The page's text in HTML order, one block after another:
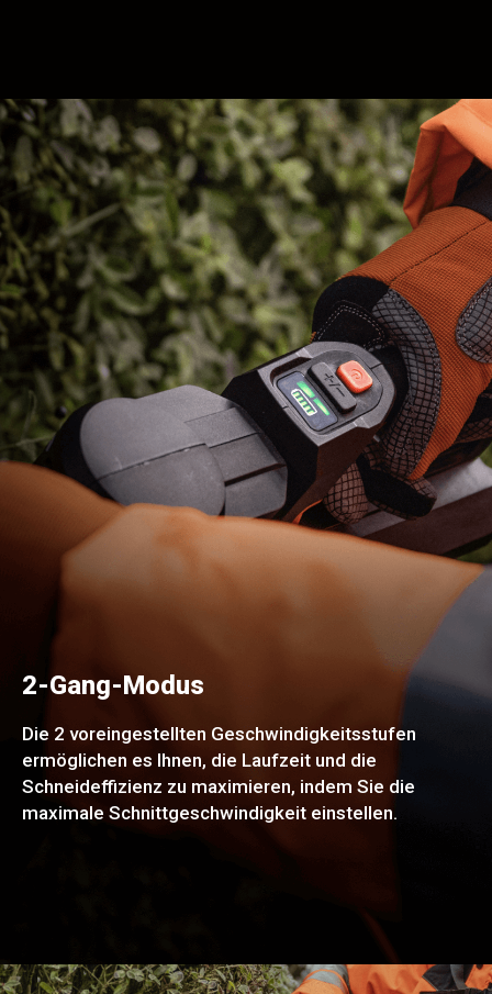
2-Gang-Modus
Die 2 voreingestellten Geschwindigkeitsstufen
ermöglichen es Ihnen, die Laufzeit und die
Schneideffizienz zu maximieren, indem Sie die
maximale Schnittgeschwindigkeit einstellen.